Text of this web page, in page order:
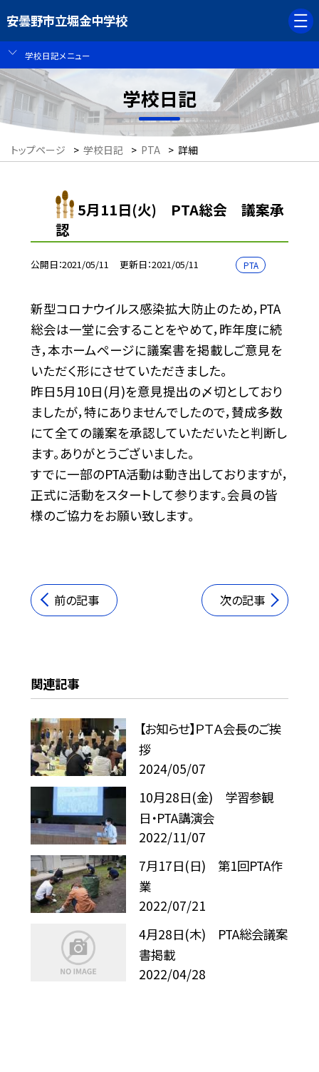
安曇野市立堀金中学校
学校日記メニュー
学校日記
トップページ > 学校日記 > PTA > 詳細
5月11日(火) PTA総会 議案承
認
公開日 2021/05/11 更新日 2021/05/11 PTA
新型コロナウイルス感染拡大防止のため，PTA
総会は一堂に会することをやめて，昨年度に続
き，本ホームページに議案書を掲載しご意見を
いただく形にさせていただきました。
昨日5月10日(月)を意見提出の〆切としており
ましたが，特にありませんでしたので，賛成多数
にて全ての議案を承認していただいたと判断し
ます。ありがとうございました。
すでに一部のPTA活動は動き出しておりますが，
正式に活動をスタートして参ります。会員の皆
様のご協力をお願い致します。
前の記事 次の記事
関連記事
【お知らせ】ＰＴＡ会長のご挨
拶
2024/05/07
10月28日(金) 学習参観
日・PTA講演会
2022/11/07
7月17日(日) 第1回PTA作
業
2022/07/21
4月28日(木) PTA総会議案
書掲載
2022/04/28